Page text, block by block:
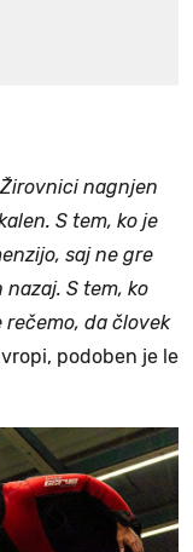
nagnjen
S tem, ko je
saj ne gre
S tem, ko
rečemo, da človek
podoben je le